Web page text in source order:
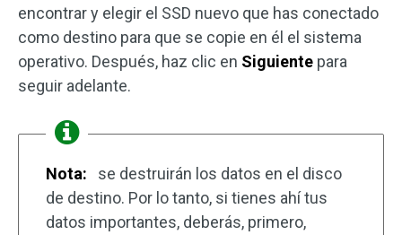
encontrar y elegir el SSD nuevo que has conectado
como destino para que se copie en él el sistema
operativo. Después, haz clic en Siguiente para
seguir adelante.
Nota:
se destruirán los datos en el disco
de destino. Por lo tanto, si tienes ahí tus
datos importantes, deberás, primero,